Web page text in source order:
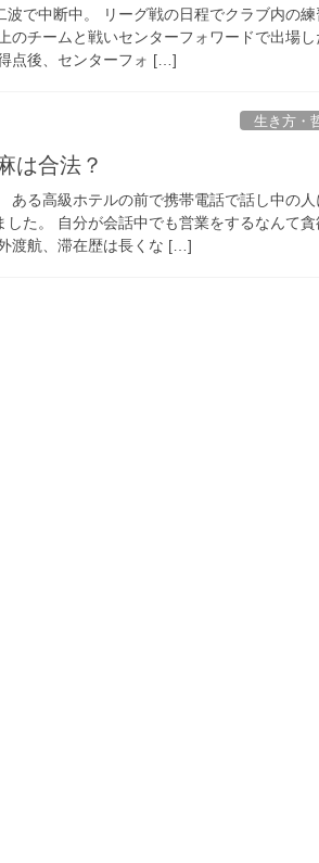
で中断中。 リーグ戦の日程でクラブ内の練
のチームと戦いセンターフォワードで出場し
点後、センターフォ […]
生き方・
は合法？
ある高級ホテルの前で携帯電話で話し中の人
した。 自分が会話中でも営業をするなんて
渡航、滞在歴は長くな […]